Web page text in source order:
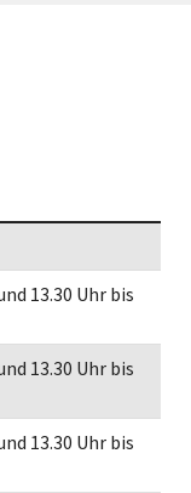
13.30 Uhr bis
13.30 Uhr bis
13.30 Uhr bis